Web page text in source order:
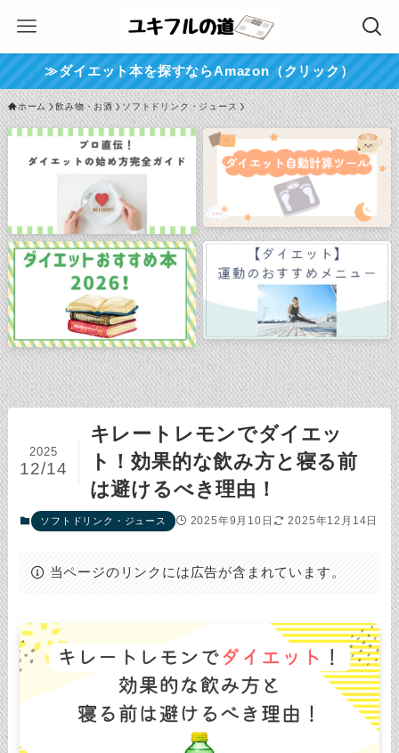
≫ダイエット本を探すならAmazon（クリック）
ホーム 飲み物・お酒 ソフトドリンク・ジュース
キレートレモンでダイエッ
ト！効果的な飲み方と寝る前
は避けるべき理由！
2025
12/14
ソフトドリンク・ジュース 2025年9月10日 2025年12月14日
当ページのリンクには広告が含まれています。